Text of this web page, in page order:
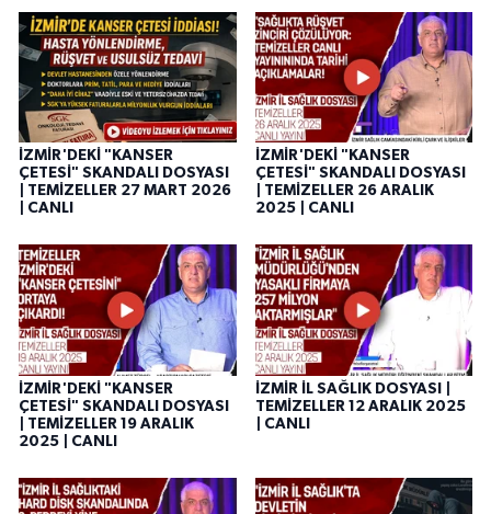
İZMİR'DEKİ "KANSER
ÇETESİ" SKANDALI DOSYASI
| TEMİZELLER 27 MART 2026
| CANLI
İZMİR'DEKİ "KANSER
ÇETESİ" SKANDALI DOSYASI
| TEMİZELLER 26 ARALIK
2025 | CANLI
İZMİR'DEKİ "KANSER
ÇETESİ" SKANDALI DOSYASI
| TEMİZELLER 19 ARALIK
2025 | CANLI
İZMİR İL SAĞLIK DOSYASI |
TEMİZELLER 12 ARALIK 2025
| CANLI